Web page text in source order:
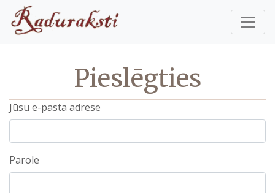
Pieslēgties
Jūsu e-pasta adrese
Parole